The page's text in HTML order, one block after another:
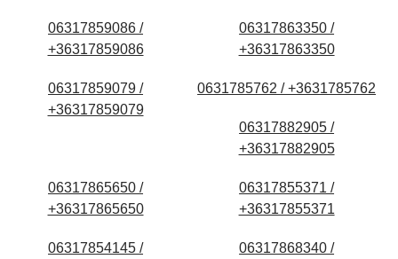
06317859086 /
+36317859086
06317863350 /
+36317863350
06317859079 /
+36317859079
0631785762 / +3631785762
06317882905 /
+36317882905
06317865650 /
+36317865650
06317855371 /
+36317855371
06317854145 /
06317868340 /